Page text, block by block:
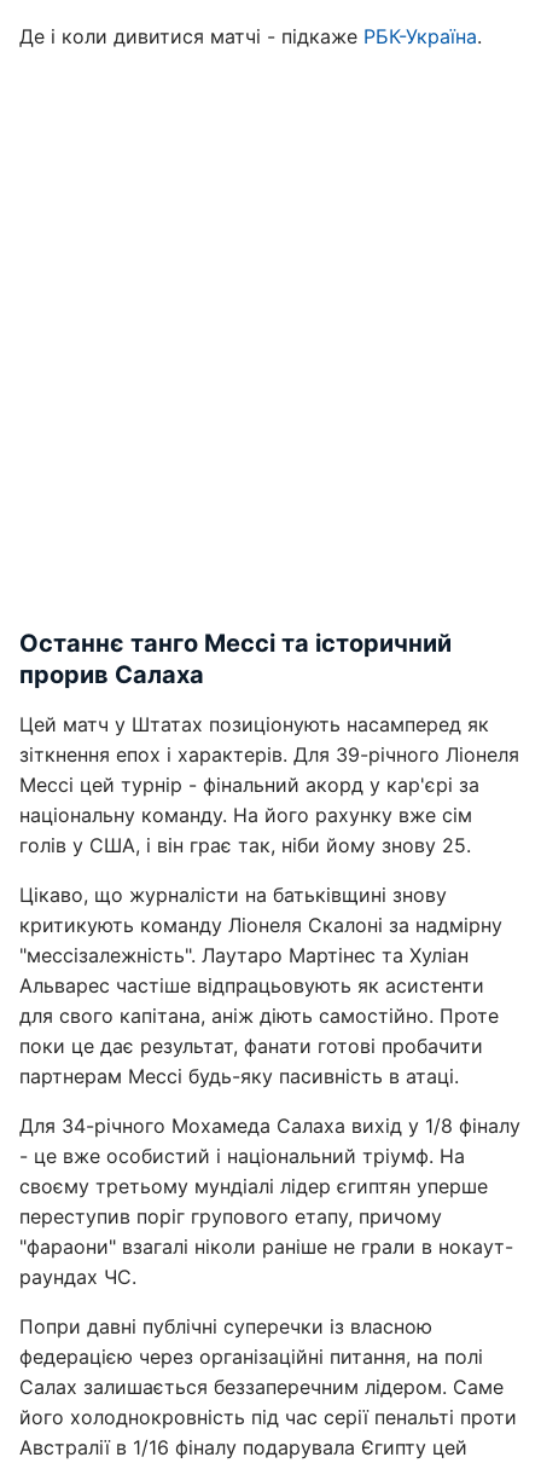
Де і коли дивитися матчі - підкаже РБК-Україна.
Останнє танго Мессі та історичний
прорив Салаха
Цей матч у Штатах позиціонують насамперед як
зіткнення епох і характерів. Для 39-річного Ліонеля
Мессі цей турнір - фінальний акорд у кар'єрі за
національну команду. На його рахунку вже сім
голів у США, і він грає так, ніби йому знову 25.
Цікаво, що журналісти на батьківщині знову
критикують команду Ліонеля Скалоні за надмірну
"мессізалежність". Лаутаро Мартінес та Хуліан
Альварес частіше відпрацьовують як асистенти
для свого капітана, аніж діють самостійно. Проте
поки це дає результат, фанати готові пробачити
партнерам Мессі будь-яку пасивність в атаці.
Для 34-річного Мохамеда Салаха вихід у 1/8 фіналу
- це вже особистий і національний тріумф. На
своєму третьому мундіалі лідер єгиптян уперше
переступив поріг групового етапу, причому
"фараони" взагалі ніколи раніше не грали в нокаут-
раундах ЧС.
Попри давні публічні суперечки із власною
федерацією через організаційні питання, на полі
Салах залишається беззаперечним лідером. Саме
його холоднокровність під час серії пенальті проти
Австралії в 1/16 фіналу подарувала Єгипту цей